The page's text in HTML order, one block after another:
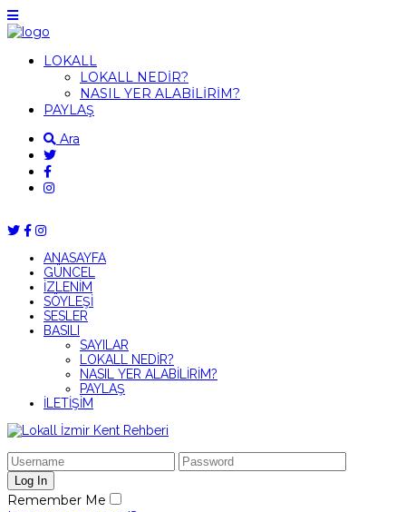
LOKALL
LOKALL NEDİR?
NASIL YER ALABİLİRİM?
PAYLAŞ
Ara
ANASAYFA
GÜNCEL
İZLENİM
SÖYLEŞİ
SESLER
BASILI
SAYILAR
LOKALL NEDİR?
NASIL YER ALABİLİRİM?
PAYLAŞ
İLETİŞİM
Remember Me